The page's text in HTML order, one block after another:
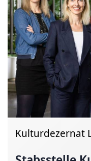
Kulturdezernat